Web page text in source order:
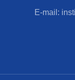
E-mail: